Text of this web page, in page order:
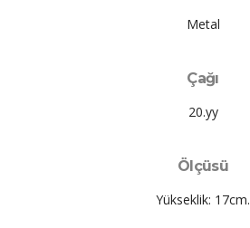
Metal
Çağı
20.yy
Ölçüsü
Yükseklik: 17cm.